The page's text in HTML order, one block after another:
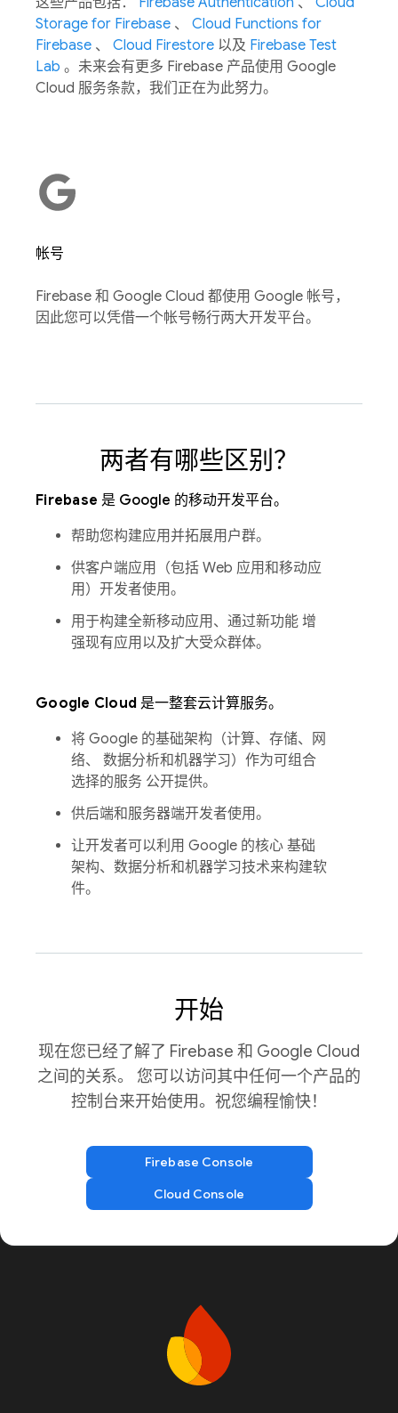
Storage for Firebase 、 Cloud Functions for
Firebase 、 Cloud Firestore 以及 Firebase Test
Lab 。未来会有更多 Firebase 产品使用 Google
Cloud 服务条款，我们正在为此努力。
帐号
Firebase 和 Google Cloud 都使用 Google 帐号，
因此您可以凭借一个帐号畅行两大开发平台。
两者有哪些区别？
Firebase 是 Google 的移动开发平台。
帮助您构建应用并拓展用户群。
供客户端应用（包括 Web 应用和移动应
用）开发者使用。
用于构建全新移动应用、通过新功能 增
强现有应用以及扩大受众群体。
Google Cloud 是一整套云计算服务。
将 Google 的基础架构（计算、存储、网
络、 数据分析和机器学习）作为可组合
选择的服务 公开提供。
供后端和服务器端开发者使用。
让开发者可以利用 Google 的核心 基础
架构、数据分析和机器学习技术来构建软
件。
开始
现在您已经了解了 Firebase 和 Google Cloud
之间的关系。 您可以访问其中任何一个产品的
控制台来开始使用。祝您编程愉快！
Firebase Console
Cloud Console